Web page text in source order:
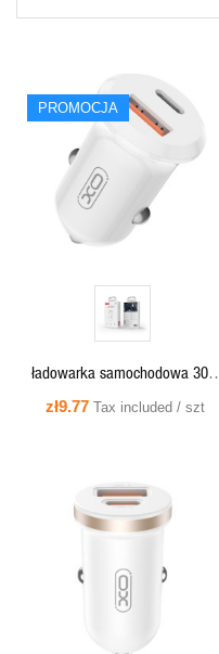
PROMOCJA
QUICK VIEW
ładowarka samochodowa 30W
1xUSB + 1xUSB-C - XO CC69
zł9.77 Tax included / szt